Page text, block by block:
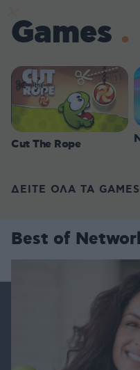
Games
Cut The Rope
ΔΕΙΤΕ ΟΛΑ ΤΑ GAMES
Best of